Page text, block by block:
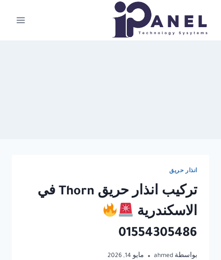
المحتوى
انذار حريق
تركيب انذار حريق Thorn في
الاسكندرية
01554305486
بواسطة ahmed مايو 14, 2026